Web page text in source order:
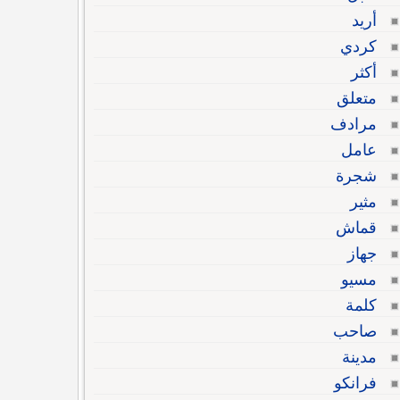
أريد
كردي
أكثر
متعلق
مرادف
عامل
شجرة
مثير
قماش
جهاز
مسيو
كلمة
صاحب
مدينة
فرانكو